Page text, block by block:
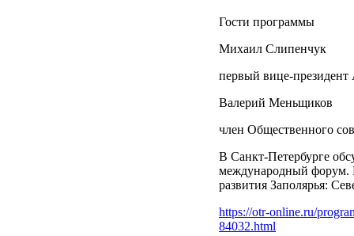
Гости программы
Михаил Слипенчук
первый вице-президент
Валерий Меньщиков
член Общественного
В Санкт-Петербурге
международный форум.
развития Заполярья:
https://otr-online.ru/
84032.html